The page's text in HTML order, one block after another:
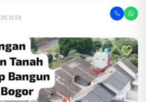
13:29